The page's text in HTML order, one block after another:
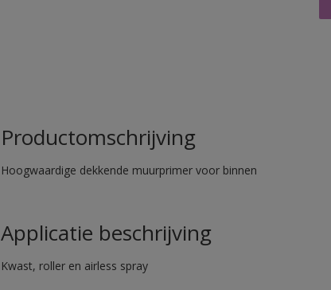
Productomschrijving
Hoogwaardige dekkende muurprimer voor binnen
Applicatie beschrijving
Kwast, roller en airless spray